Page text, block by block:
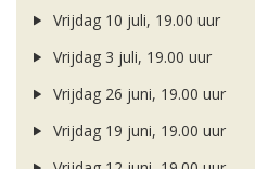
Vrijdag 10 juli, 19.00 uur
Vrijdag 3 juli, 19.00 uur
Vrijdag 26 juni, 19.00 uur
Vrijdag 19 juni, 19.00 uur